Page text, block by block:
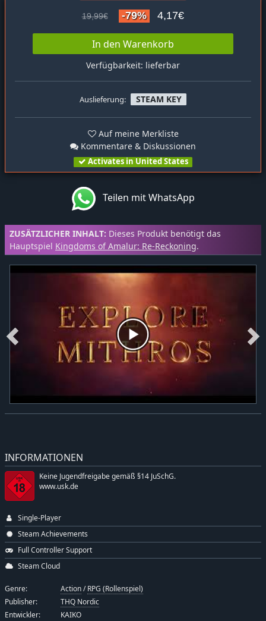
19,99€ -79% 4,17€
In den Warenkorb
Verfügbarkeit: lieferbar
Auslieferung: STEAM KEY
Auf meine Merkliste
Kommentare & Diskussionen
Activates in United States
Teilen mit WhatsApp
ZUSÄTZLICHER INHALT: Dieses Produkt benötigt das
Hauptspiel Kingdoms of Amalur: Re-Reckoning.
INFORMATIONEN
Keine Jugendfreigabe gemäß §14 JuSchG.
www.usk.de
Single-Player
Steam Achievements
Full Controller Support
Steam Cloud
Genre: Action/RPG (Rollenspiel)
Publisher:
THQ Nordic
Entwickler:
KAIKO